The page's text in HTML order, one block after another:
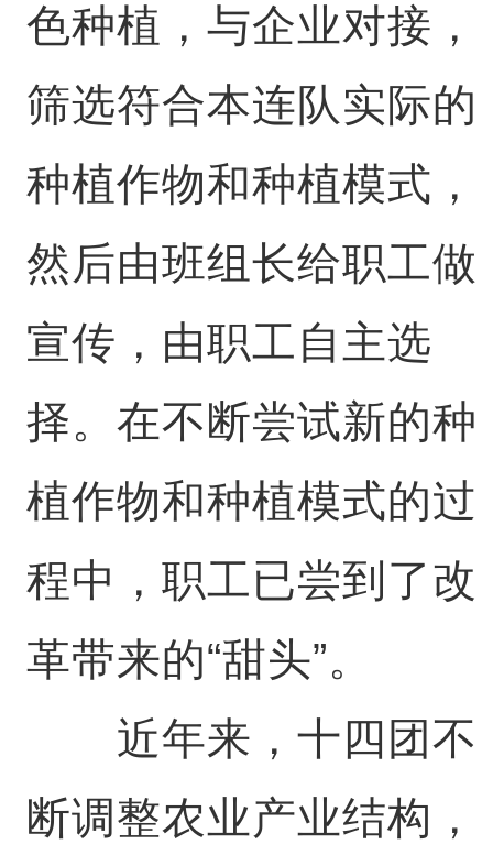
色种植，与企业对接，
筛选符合本连队实际的
种植作物和种植模式，
然后由班组长给职工做
宣传，由职工自主选
择。在不断尝试新的种
植作物和种植模式的过
程中，职工已尝到了改
革带来的“甜头”。
近年来，十四团不
断调整农业产业结构，